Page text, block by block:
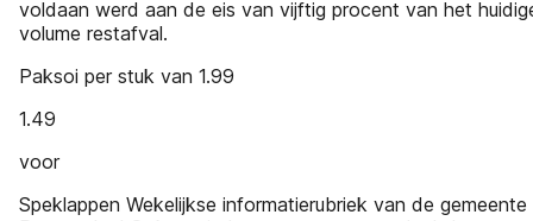
voldaan werd aan de eis van vijftig procent van het
volume restafval.
Paksoi per stuk van 1.99
1.49
voor
Speklappen Wekelijkse informatierubriek van de gemeente